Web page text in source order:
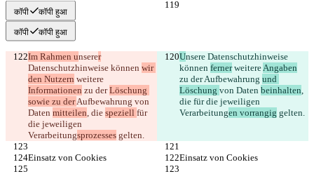
कॉपी कॉपी हुआ
कॉपी कॉपी हुआ
Im Rahmen unserer
Datenschutzhinweise können wir
den Nutzern weitere
Informationen zu der Löschung
sowie zu der Aufbewahrung von
Daten mitteilen, die speziell für
die jeweiligen
Verarbeitungsprozesses gelten.
Unsere Datenschutzhinweise
können ferner weitere Angaben
zu der Aufbewahrung und
Löschung von Daten beinhalten,
die für die jeweiligen
Verarbeitungen vorrangig gelten.
Einsatz von Cookies Einsatz von Cookies